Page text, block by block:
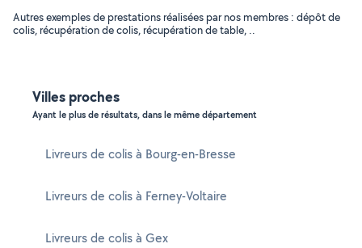
Autres exemples de prestations réalisées par nos membres : dépôt de
colis, récupération de colis, récupération de table, ..
Villes proches
Ayant le plus de résultats, dans le même département
Livreurs de colis à Bourg-en-Bresse
Livreurs de colis à Ferney-Voltaire
Livreurs de colis à Gex